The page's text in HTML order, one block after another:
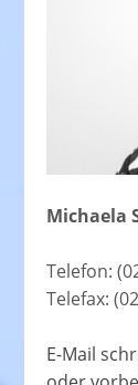
Michaela
Telefon:
Telefax:
E-Mail